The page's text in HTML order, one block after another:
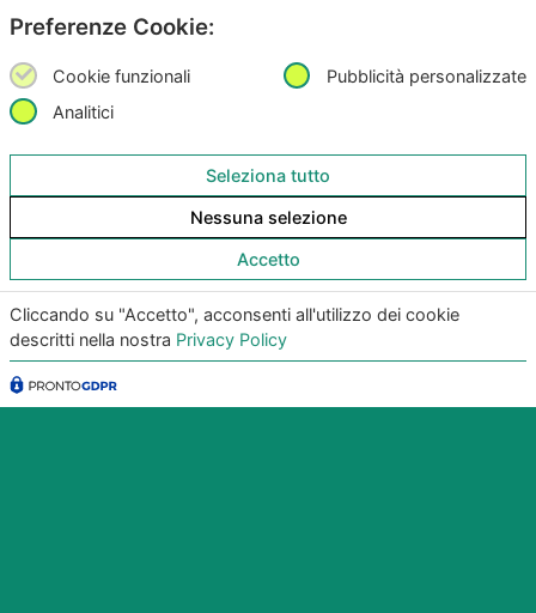
una demo
+39 328 331 5647
sales@junkerapp.it
Scarica subito l’App per IOS e Android
Preferenze Cookie:
Cookie funzionali
Pubblicità personalizzate
Analitici
Seleziona tutto
Nessuna selezione
Accetto
Cliccando su "Accetto", acconsenti all'utilizzo dei cookie
descritti nella nostra Privacy Policy